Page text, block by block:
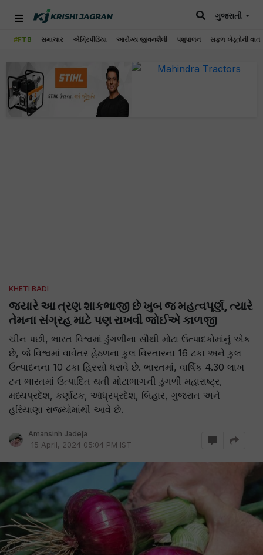
#FTB સમાચાર એગ્રિપીડિયા આરોગ્ય જીવનશૈલી પશુપાલન સફળ ખેડૂતોની વાત
ગુજરાતી
KHETI BADI
જ્યારે આ ત્રણ શાકભાજી છે ખુબ જ મહત્વપૂર્ણ, ત્યારે
તેમના સંગ્રહ માટે પણ રાખવી જોઈએ કાળજી
ચીન પછી, ભારત વિશ્વમાં ડુંગળીના સૌથી મોટા ઉત્પાદકોમાંનું એક
છે, જે વિશ્વમાં વાવેતર હેઠળના કુલ વિસ્તારના 16 ટકા અને કુલ
ઉત્પાદનના 10 ટકા હિસ્સો ધરાવે છે. ભારતમાં, વાર્ષિક 4.30 લાખ
ટન ભારતમાં ઉત્પાદિત થતી મોટાભાગની ડુંગળી મહારાષ્ટ્ર,
મધ્યપ્રદેશ, કર્ણાટક, આંધ્રપ્રદેશ, બિહાર, ગુજરાત અને
હરિયાણા રાજ્યોમાંથી આવે છે.
Amansinh Jadeja
15 April, 2024 05:04 PM IST